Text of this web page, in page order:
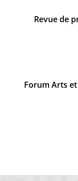
Revue de
Forum Arts